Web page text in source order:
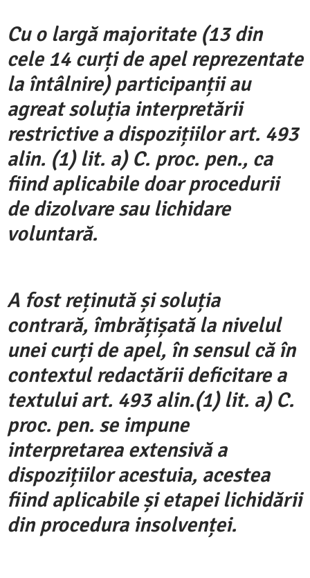
Cu o largă majoritate (13 din
cele 14 curți de apel reprezentate
la întâlnire) participanții au
agreat soluția interpretării
restrictive a dispozițiilor art. 493
alin. (1) lit. a) C. proc. pen., ca
fiind aplicabile doar procedurii
de dizolvare sau lichidare
voluntară.
A fost reținută și soluția
contrară, îmbrățișată la nivelul
unei curți de apel, în sensul că în
contextul redactării deficitare a
textului art. 493 alin.(1) lit. a) C.
proc. pen. se impune
interpretarea extensivă a
dispozițiilor acestuia, acestea
fiind aplicabile și etapei lichidării
din procedura insolvenței.